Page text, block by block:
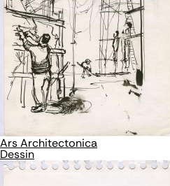
Ars Architectonica
Dessin